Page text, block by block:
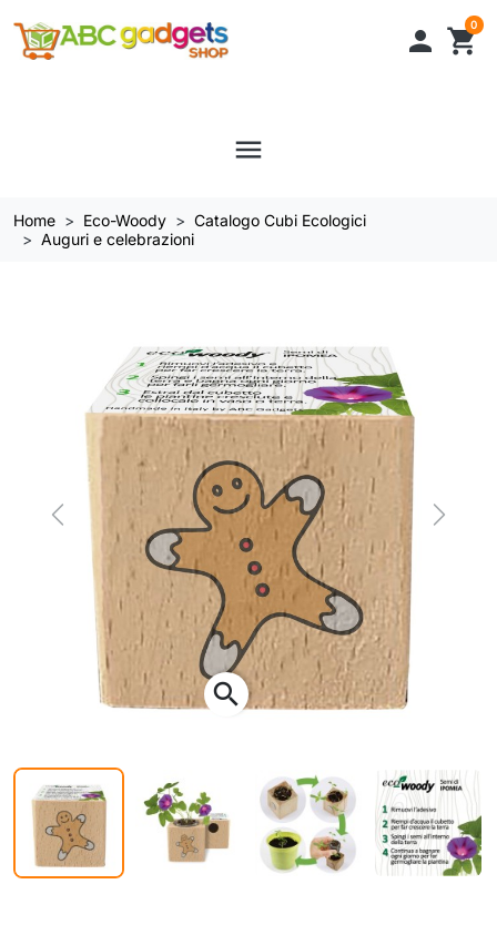
 shopping_cart
0
menu
Home Eco-Woody
Catalogo Cubi Ecologici
Auguri e celebrazioni
Previous Next
search